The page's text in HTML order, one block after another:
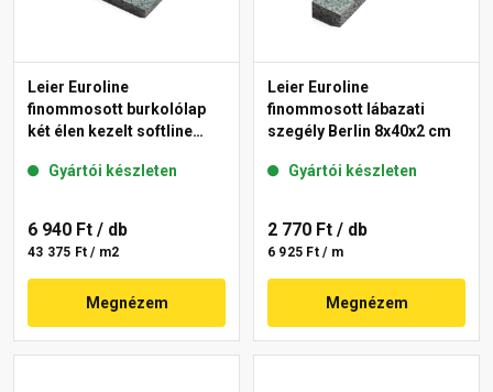
Leier Euroline
finommosott burkolólap
két élen kezelt softline
Gyártói készleten
6 940 Ft / db
43 375 Ft / m2
Megnézem
Leier Euroline
finommosott lábazati
szegély Berlin 8x40x2 cm
Gyártói készleten
2 770 Ft / db
6 925 Ft / m
Megnézem